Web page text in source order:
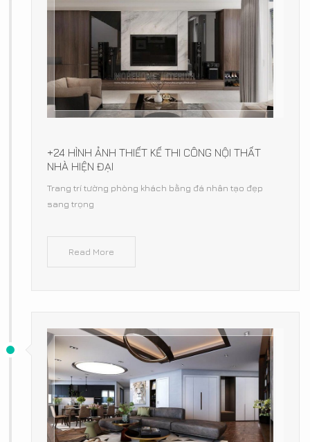
+24 HÌNH ẢNH THIẾT KẾ THI CÔNG NỘI THẤT
NHÀ HIỆN ĐẠI
Trang trí tường phòng khách bằng đá nhân tạo đẹp
sang trọng
Read More